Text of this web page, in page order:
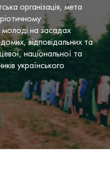
організація, мета
на засадах
відповідальних та
національної та
українського